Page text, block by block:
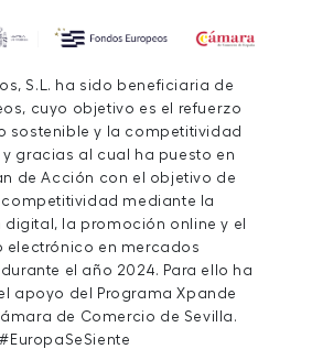
S.L. ha sido beneficiaria de
cuyo objetivo es el refuerzo
sostenible y la competitividad
y gracias al cual ha puesto en
de Acción con el objetivo de
competitividad mediante la
la promoción online y el
electrónico en mercados
el año 2024. Para ello ha
apoyo del Programa Xpande
de Comercio de Sevilla.
#EuropaSeSiente